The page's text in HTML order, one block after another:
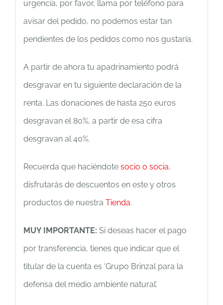
urgencia, por favor, llama por teléfono para
avisar del pedido, no podemos estar tan
pendientes de los pedidos como nos gustaría.
A partir de ahora tu apadrinamiento podrá
desgravar en tu siguiente declaración de la
renta. Las donaciones de hasta 250 euros
desgravan el 80%, a partir de esa cifra
desgravan al 40%.
Recuerda que haciéndote socio o socia,
disfrutarás de descuentos en este y otros
productos de nuestra Tienda.
MUY IMPORTANTE: Si deseas hacer el pago
por transferencia, tienes que indicar que el
titular de la cuenta es ‘Grupo Brinzal para la
defensa del medio ambiente natural’.